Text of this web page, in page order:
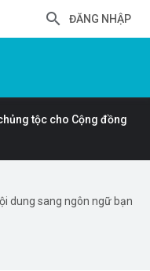
ĐĂNG NHẬP
tộc cho Cộng đồng
dung sang ngôn ngữ bạn